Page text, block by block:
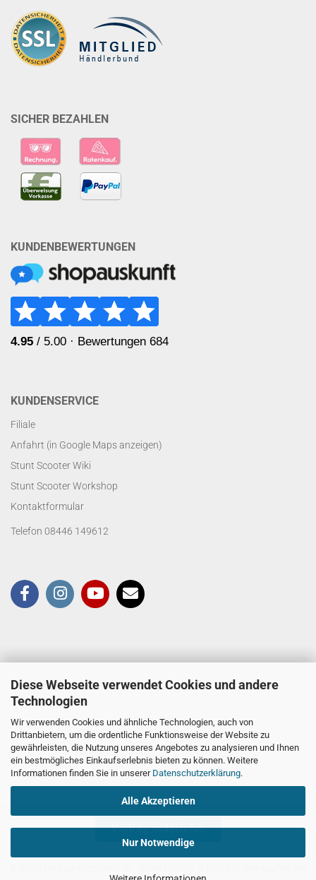
Diese Webseite verwendet Cookies und andere
Technologien
Wir verwenden Cookies und ähnliche Technologien, auch von
Drittanbietern, um die ordentliche Funktionsweise der Website zu
gewährleisten, die Nutzung unseres Angebotes zu analysieren und Ihnen
ein bestmögliches Einkaufserlebnis bieten zu können. Weitere
Informationen finden Sie in unserer Datenschutzerklärung.
Alle Akzeptieren
Nur Notwendige
SICHER BEZAHLEN
KUNDENBEWERTUNGEN
KUNDENSERVICE
Filiale
Anfahrt (in Google Maps anzeigen)
Stunt Scooter Wiki
Stunt Scooter Workshop
Kontaktformular
Telefon 08446 149612
Vertrag widerrufen